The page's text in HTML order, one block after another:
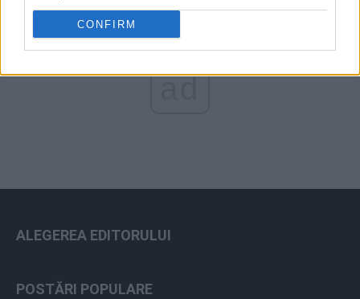
CONFIRM
ad
ALEGEREA EDITORULUI
POSTĂRI POPULARE